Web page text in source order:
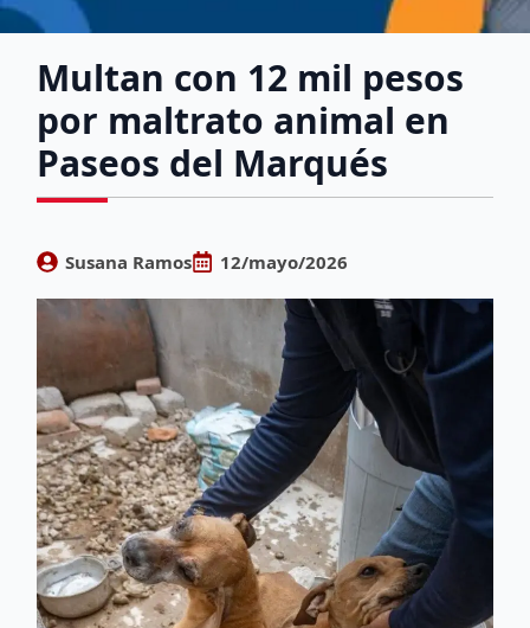
Multan con 12 mil pesos
por maltrato animal en
Paseos del Marqués
Susana Ramos 12/mayo/2026